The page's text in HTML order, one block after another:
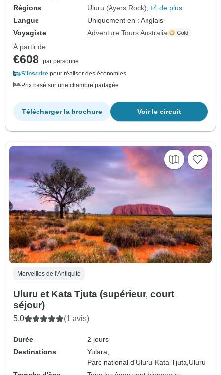
Régions
Uluru (Ayers Rock) +4 de plus
Langue
Uniquement en : Anglais
Voyagiste
Adventure Tours Australia
À partir de
€608
par personne
S'inscrire pour réaliser des économies
Prix basé sur une chambre partagée
Voir le circuit
Télécharger la brochure
Merveilles de l'Antiquité
Uluru et Kata Tjuta (supérieur, court
séjour)
5.0 (1 avis)
Durée
2 jours
Destinations
Yulara,
Parc national d'Uluru-Kata Tjuta, Uluru